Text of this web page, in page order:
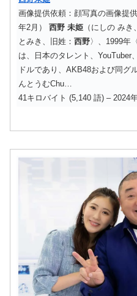
画像提供依頼：顔写真の画像提
年2月） 西野 未姫 （にしの み
とみき、旧姓： 西野〉、1999年
は、日本のタレント、YouTuber
ドルであり、AKB48および同グ
んとうむChu…
41キロバイト (5,140 語) – 2024